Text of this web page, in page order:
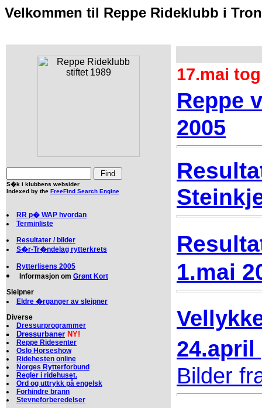
Velkommen til Reppe Rideklubb i
S�k i klubbens websider
Indexed by the FreeFind Search Engine
RR p� WAP hvordan
Terminliste
Resultater / bilder
S�r-Tr�ndelag rytterkrets
Rytterlisens 2005
Informasjon om Grønt Kort
Sleipner
Eldre �rganger av sleipner
Diverse
Dressurprogrammer
Dressurbaner NY!
Reppe Ridesenter
Oslo Horseshow
Ridehesten online
Norges Rytterforbund
Regler i ridehuset.
Ord og uttrykk på engelsk
Forhindre brann
Stevneforberedelser
17.mai
Reppe
2005
1.mai
Bilder